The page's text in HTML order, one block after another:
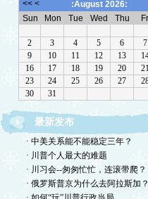
最新发布
· 中美关系能不能稳定三年？
· 川普个人最大的难题
· 川习会--匆匆忙忙，连滚带爬？
· 俄罗斯普京为什么去阿拉斯加？